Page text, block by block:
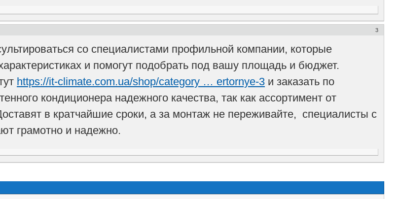
3
со специалистами профильной компании, которые
и помогут подобрать под вашу площадь и бюджет.
https://it-climate.com.ua/shop/category … ertornye-3 и заказать по
кондиционера надежного качества, так как ассортимент от
в кратчайшие сроки, а за монтаж не переживайте, специалисты с
грамотно и надежно.